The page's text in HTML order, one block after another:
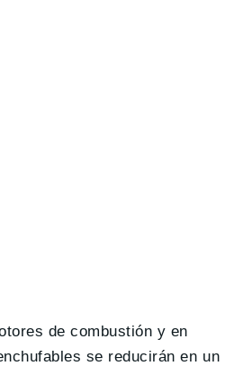
de combustión y en
se reducirán en un